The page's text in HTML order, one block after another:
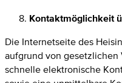
Kontaktmöglichkeit
Die Internetseite des
aufgrund von
schnelle elektronische